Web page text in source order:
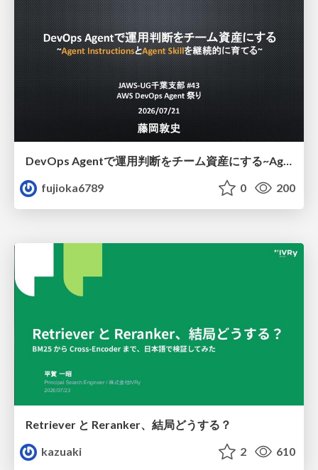
fujioka6789
0 200
Retriever と Reranker、結局どうする？
kazuaki
2 610